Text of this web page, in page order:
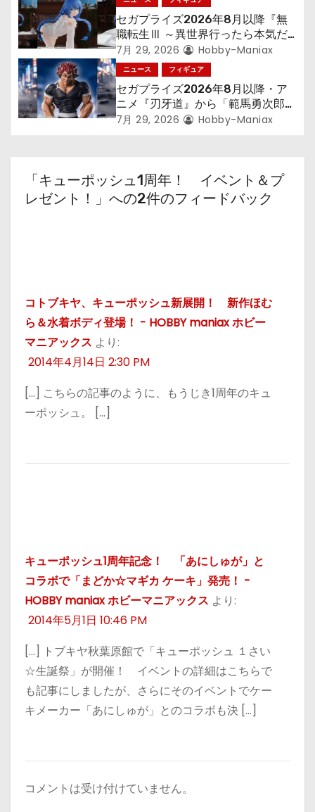
ン
セガプライズ2026年8月以降『無
職転生Ⅲ ～異世界行ったら本気だ
す～』から「ロキシー」のフィギュ
アが登場！
7月 29, 2026 Hobby-Maniax
ニュース フィギュア
セガプライズ2026年8月以降・ア
ニメ『刃牙道』から「範馬勇次郎」
が登場ッッ!!
7月 29, 2026 Hobby-Maniax
「キューポッシュ1周年！ イベント＆プ
レゼント！」への2件のフィードバック
コトブキヤ、キューポッシュ新展開！ 新作ほむ
ら＆水着ボディ登場！ - HOBBY maniax ホビー
マニアックス より:
2014年4月14日 2:30 PM
[…] こちらの記事のように、もうじき1周年のキュ
ーポッシュ。 […]
キューポッシュ1周年記念！ 「あにしゅが」と
コラボで「まどか☆マギカ ケーキ」発売！ -
HOBBY maniax ホビーマニアックス より:
2014年5月1日 10:46 PM
[…] トブキヤ秋葉原館で「キューポッシュ １さい
☆生誕祭」が開催！ イベントの詳細はこちらで
も記事にしましたが、さらにそのイベントでケー
キメーカー「あにしゅが」とのコラボも決 […]
コメントは受け付けていません。